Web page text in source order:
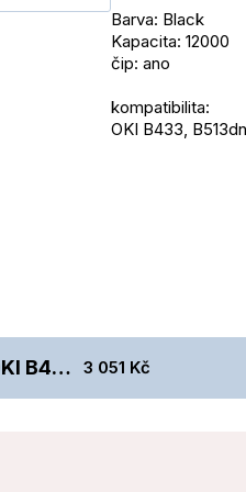
Barva: Black
Kapacita: 12000
čip: ano
kompatibilita:
OKI B433, B513dn
TB toner for OKI B433/513 TO-B433XXN BK 100% new 3 051 Kč